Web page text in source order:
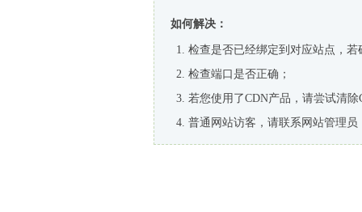
如何解决：
检查是否已经绑定到对应站点，
检查端口是否正确；
若您使用了CDN产品，请尝试清除
普通网站访客，请联系网站管理员